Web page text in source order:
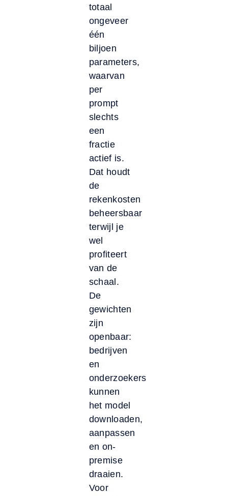
totaal
ongeveer
één
biljoen
parameters,
waarvan
per
prompt
slechts
een
fractie
actief is.
Dat houdt
de
rekenkosten
beheersbaar
terwijl je
wel
profiteert
van de
schaal.
De
gewichten
zijn
openbaar:
bedrijven
en
onderzoekers
kunnen
het model
downloaden,
aanpassen
en on-
premise
draaien.
Voor